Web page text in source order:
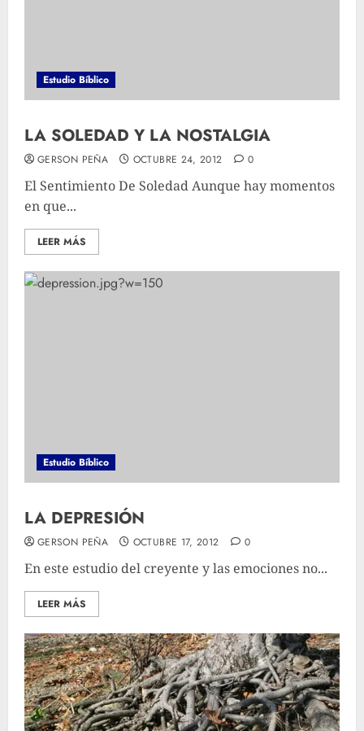
Estudio Bíblico
LA SOLEDAD Y LA NOSTALGIA
GERSON PEÑA OCTUBRE 24, 2012 0
El Sentimiento De Soledad Aunque hay momentos
en que...
LEER MÁS
Estudio Bíblico
LA DEPRESIÓN
GERSON PEÑA OCTUBRE 17, 2012 0
En este estudio del creyente y las emociones no...
LEER MÁS